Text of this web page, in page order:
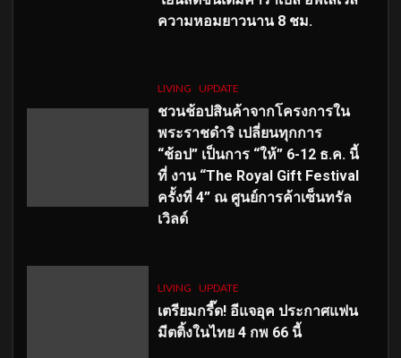
ความหอมยาวนาน 8 ชม.
LIVING UPDATE
ชวนช้อปสินค้าจากโครงการใน
พระราชดำริ เปลี่ยนทุกการ
“ช้อป” เป็นการ “ให้” 6-12 ธ.ค. นี้
ที่ งาน “The Royal Gift Festival
ครั้งที่ 4” ณ ศูนย์การค้าเซ็นทรัล
เวิลด์
LIVING UPDATE
เตรียมกรี๊ด! อีแจอุค ประกาศแฟน
มีตติ้งในไทย 4 กพ 66 นี้